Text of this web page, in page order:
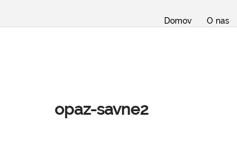
Domov O nas
opaz-savne2